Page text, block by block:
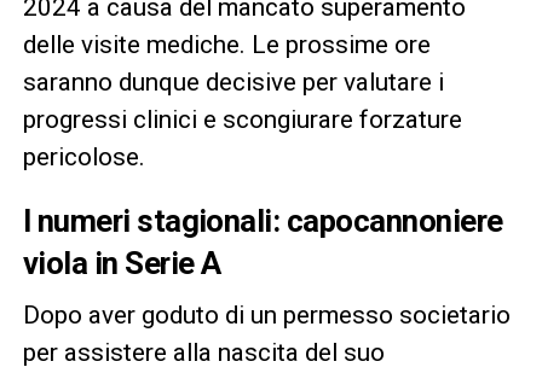
2024 a causa del mancato superamento
delle visite mediche. Le prossime ore
saranno dunque decisive per valutare i
progressi clinici e scongiurare forzature
pericolose.
I numeri stagionali: capocannoniere
viola in Serie A
Dopo aver goduto di un permesso societario
per assistere alla nascita del suo